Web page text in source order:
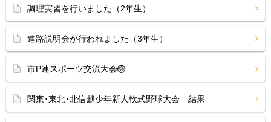
調理実習を行いました（2年生）
進路説明会が行われました（3年生）
市P連スポーツ交流大会🏐
関東･東北･北信越少年新人軟式野球大会 結果